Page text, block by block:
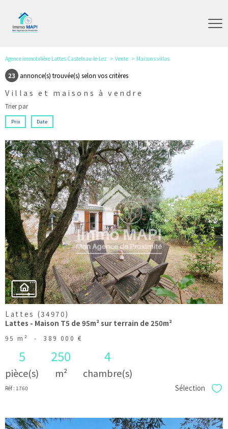
Agence immobilière Lattes Castelnau-le-Lez Vente Maisons villas
23 annonce(s) trouvée(s) selon vos critères
Villas et maisons à vendre
Trier par
Prix Date
voir le
bien
Lattes (34970)
Lattes - Maison T5 de 95m² sur terrain de 250m²
95 m² - 389 000 €
5
pièce(s)
250
m²
4
chambre(s)
Réf : 1760 Sélection